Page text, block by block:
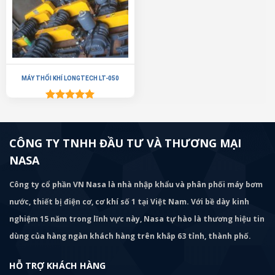
MÁY THỔI KHÍ LONGTECH LT-050
CÔNG TY TNHH ĐẦU TƯ VÀ THƯƠNG MẠI
NASA
Công ty cổ phần VN Nasa là nhà nhập khẩu và phân phối máy bơm
nước, thiết bị điện cơ, cơ khí số 1 tại Việt Nam. Với bề dày kinh
nghiệm 15 năm trong lĩnh vực này, Nasa tự hào là thương hiệu tin
dùng của hàng ngàn khách hàng trên khắp 63 tỉnh, thành phố.
HỖ TRỢ KHÁCH HÀNG